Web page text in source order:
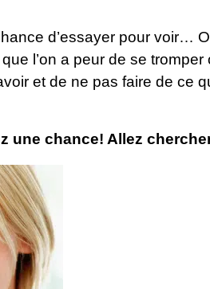
d’essayer pour voir…
l’on a peur de se
et de ne pas faire de ce
une chance! Allez